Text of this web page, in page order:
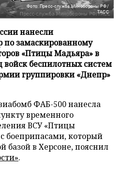
Фото: Пресс-служба Минобороны РФ/
ТАСС
нанесли
замаскированному
«Птицы Мадьяра» в
войск беспилотных систем
группировки «Днепр»
ФАБ-500 нанесла
временного
ВСУ «Птицы
боеприпасами, который
базой в Херсоне, пояснил
.